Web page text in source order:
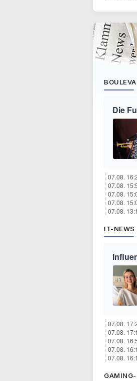
Die
07.08.
07.08.
07.08.
07.08.
07.08.
IT-NEWS
07.08.
07.08.
07.08.
07.08.
07.08.